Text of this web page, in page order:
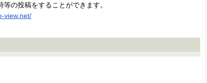
の投稿をすることができます。
view.net/